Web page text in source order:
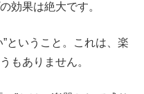
効果は絶大です。
ということ。これは、楽
もありません。